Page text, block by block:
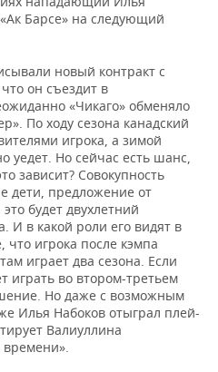
Барсе» на следующий
новый контракт с
он съездит в
«Чикаго» обменяло
По ходу сезона канадский
игрока, а зимой
уедет. Но сейчас есть шанс,
зависит? Совокупность
дети, предложение от
будет двухлетний
И в какой роли его видят в
что игрока после кэмпа
играет два сезона. Если
играть во втором-третьем
Но даже с возможным
Илья Набоков отыграл плей-
Валиуллина
времени».